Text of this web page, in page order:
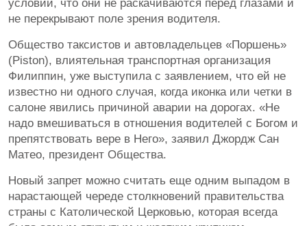
условии, что они не раскачиваются перед глазами и
не перекрывают поле зрения водителя.
Общество таксистов и автовладельцев «Поршень»
(Piston), влиятельная транспортная организация
Филиппин, уже выступила с заявлением, что ей не
известно ни одного случая, когда иконка или четки в
салоне явились причиной аварии на дорогах. «Не
надо вмешиваться в отношения водителей с Богом и
препятствовать вере в Него», заявил Джордж Сан
Матео, президент Общества.
Новый запрет можно считать еще одним выпадом в
нарастающей череде столкновений правительства
страны с Католической Церковью, которая всегда